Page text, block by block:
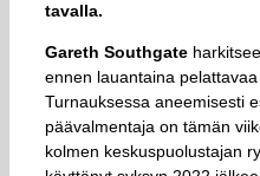
tavalla.
Gareth Southgate
ennen lauantaina pelattavaa
Turnauksessa aneemisesti
päävalmentaja on tämän
kolmen keskuspuolustajan